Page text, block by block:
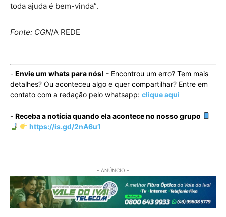
toda ajuda é bem-vinda”.
Fonte: CGN/A REDE
- Envie um whats para nós! - Encontrou um erro? Tem mais
detalhes? Ou aconteceu algo e quer compartilhar? Entre em
contato com a redação pelo whatsapp: clique aqui
- Receba a notícia quando ela acontece no nosso grupo
https://is.gd/2nA6u1
- ANÚNCIO -